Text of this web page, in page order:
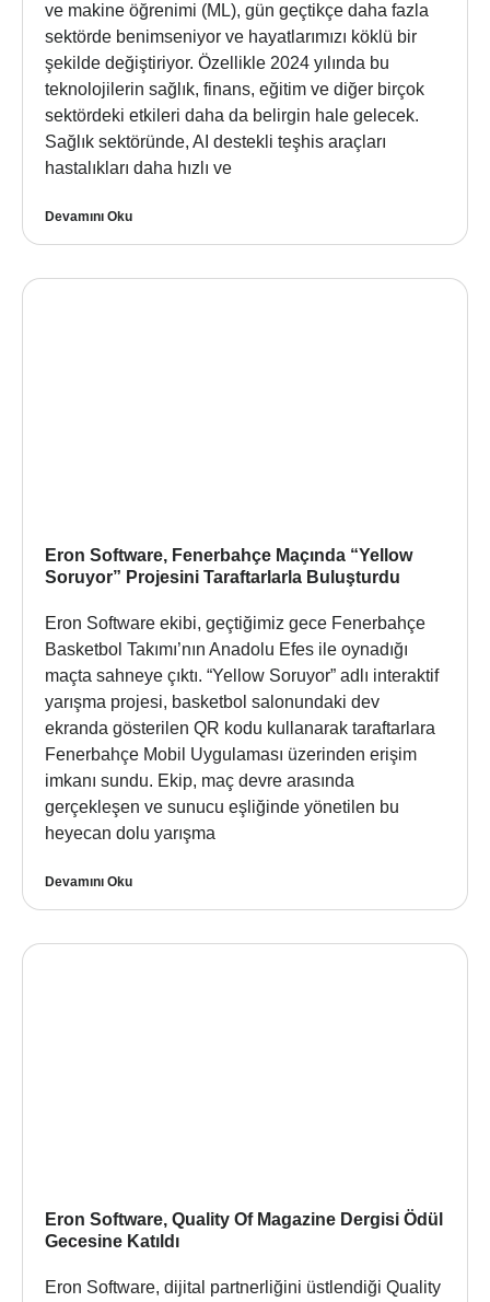
ve makine öğrenimi (ML), gün geçtikçe daha fazla
sektörde benimseniyor ve hayatlarımızı köklü bir
şekilde değiştiriyor. Özellikle 2024 yılında bu
teknolojilerin sağlık, finans, eğitim ve diğer birçok
sektördeki etkileri daha da belirgin hale gelecek.
Sağlık sektöründe, AI destekli teşhis araçları
hastalıkları daha hızlı ve
Devamını Oku
Eron Software, Fenerbahçe Maçında “Yellow
Soruyor” Projesini Taraftarlarla Buluşturdu
Eron Software ekibi, geçtiğimiz gece Fenerbahçe
Basketbol Takımı’nın Anadolu Efes ile oynadığı
maçta sahneye çıktı. “Yellow Soruyor” adlı interaktif
yarışma projesi, basketbol salonundaki dev
ekranda gösterilen QR kodu kullanarak taraftarlara
Fenerbahçe Mobil Uygulaması üzerinden erişim
imkanı sundu. Ekip, maç devre arasında
gerçekleşen ve sunucu eşliğinde yönetilen bu
heyecan dolu yarışma
Devamını Oku
Eron Software, Quality Of Magazine Dergisi Ödül
Gecesine Katıldı
Eron Software, dijital partnerliğini üstlendiği Quality